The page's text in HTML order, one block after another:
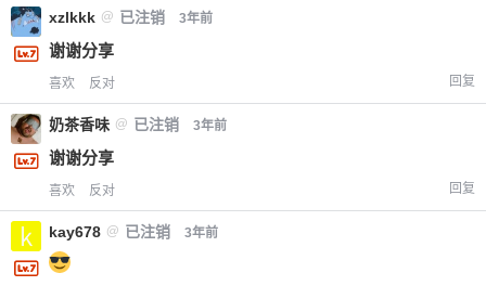
xzlkkk @ 已注销 3年前
谢谢分享
喜欢 反对 回复
奶茶香味 @ 已注销 3年前
谢谢分享
喜欢 反对 回复
kay678 @ 已注销 3年前